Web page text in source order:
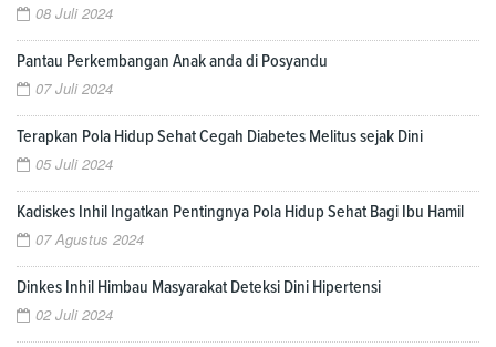
08 Juli 2024
Pantau Perkembangan Anak anda di Posyandu
07 Juli 2024
Terapkan Pola Hidup Sehat Cegah Diabetes Melitus sejak Dini
05 Juli 2024
Kadiskes Inhil Ingatkan Pentingnya Pola Hidup Sehat Bagi Ibu Hamil
07 Agustus 2024
Dinkes Inhil Himbau Masyarakat Deteksi Dini Hipertensi
02 Juli 2024